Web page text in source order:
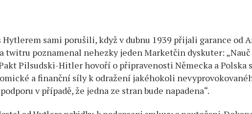
Hytlerem sami porušili, když v dubnu 1939 přijali garance od
twitru poznamenal nehezky jeden Marketčin dyskuter:
Pilsudski-Hitler hovoří o připravenosti Německa a Polska
a finanční síly k odražení jakéhokoli
v případě, že jedna ze stran bude napadena“.